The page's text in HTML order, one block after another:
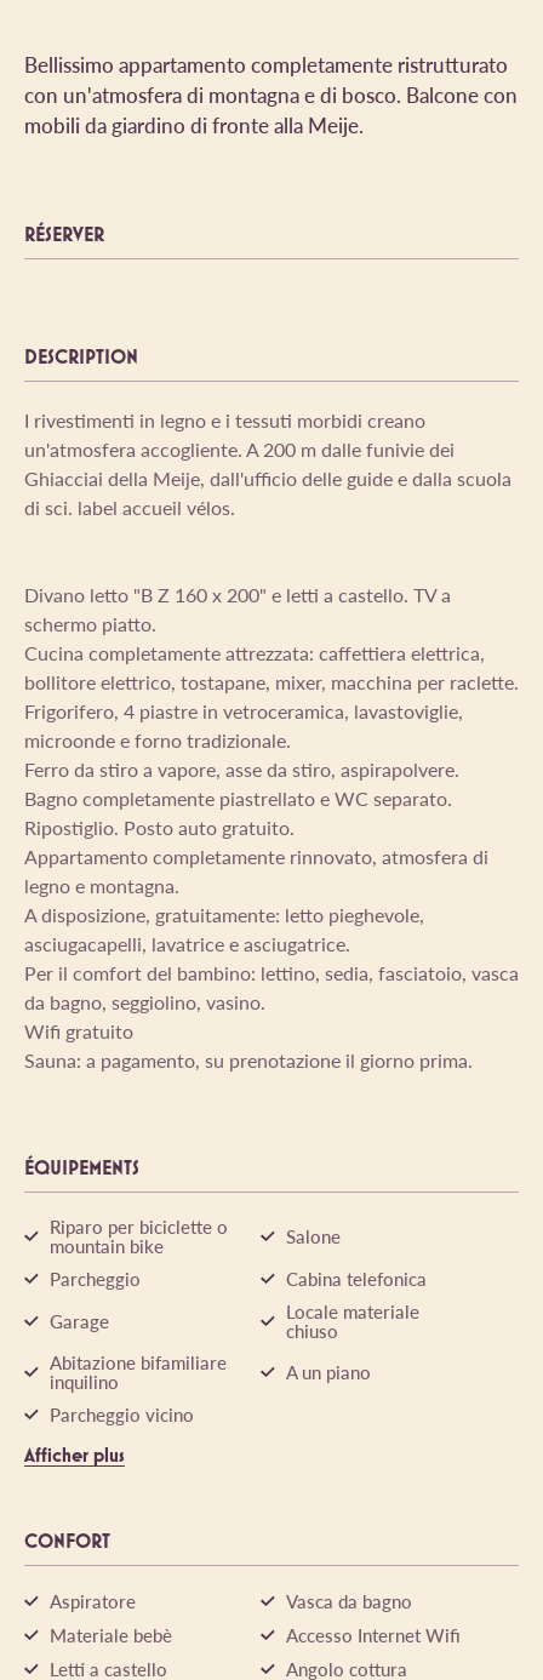
Bellissimo appartamento completamente ristrutturato
con un'atmosfera di montagna e di bosco. Balcone con
mobili da giardino di fronte alla Meije.
DESCRIPTION
I rivestimenti in legno e i tessuti morbidi creano
un'atmosfera accogliente. A 200 m dalle funivie dei
Ghiacciai della Meije, dall'ufficio delle guide e dalla scuola
di sci. label accueil vélos.
Divano letto "B Z 160 x 200" e letti a castello. TV a
schermo piatto.
Cucina completamente attrezzata: caffettiera elettrica,
bollitore elettrico, tostapane, mixer, macchina per raclette.
Frigorifero, 4 piastre in vetroceramica, lavastoviglie,
microonde e forno tradizionale.
Ferro da stiro a vapore, asse da stiro, aspirapolvere.
Bagno completamente piastrellato e WC separato.
Ripostiglio. Posto auto gratuito.
Appartamento completamente rinnovato, atmosfera di
legno e montagna.
A disposizione, gratuitamente: letto pieghevole,
asciugacapelli, lavatrice e asciugatrice.
Per il comfort del bambino: lettino, sedia, fasciatoio, vasca
da bagno, seggiolino, vasino.
Wifi gratuito
Sauna: a pagamento, su prenotazione il giorno prima.
ÉQUIPEMENTS
Riparo per biciclette o
mountain bike
Salone
Parcheggio
Cabina telefonica
Garage
Locale materiale
chiuso
Abitazione bifamiliare
inquilino
A un piano
Parcheggio vicino
Afficher plus
CONFORT
Aspiratore
Vasca da bagno
Materiale bebè
Accesso Internet Wifi
Letti a castello
Angolo cottura
RÉSERVER